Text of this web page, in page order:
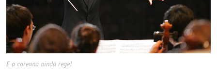
E a coreana ainda rege!